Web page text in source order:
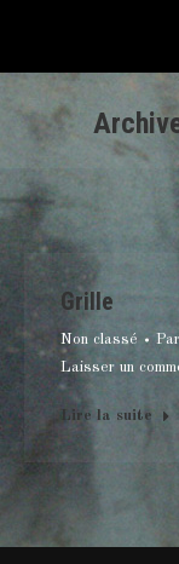
Grille
Non classé Par
Laisser un
Lire la suite